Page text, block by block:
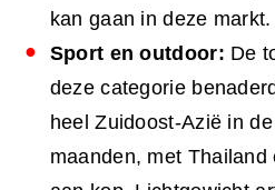
kan gaan in deze markt.
Sport en outdoor: De
deze categorie
heel Zuidoost-Azië in
maanden, met Thailand